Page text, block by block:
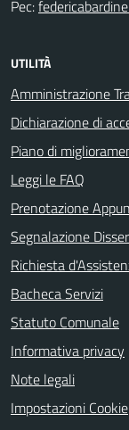
Pec:
UTILITÀ
Amministrazione
Dichiarazione di
Piano di
Leggi le FAQ
Prenotazione
Segnalazione
Richiesta
Bacheca Servizi
Statuto Comunale
Informativa privacy
Note legali
Impostazioni Cookie